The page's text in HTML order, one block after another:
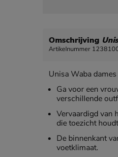
Omschrijving
Artikelnummer
Unisa Waba
Ga voor een
verschillende
Vervaardigd van
die toezicht
De binnenkant
voetklimaat.